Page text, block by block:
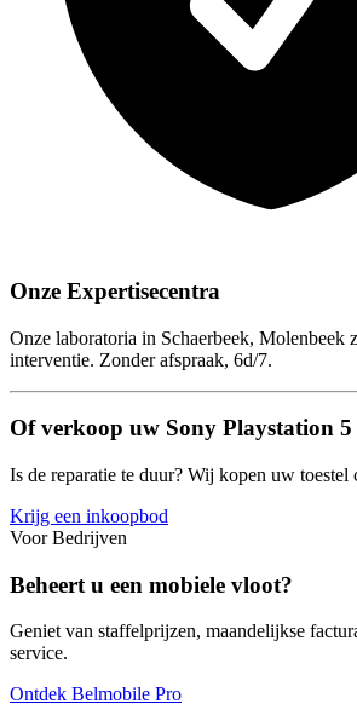
Onze Expertisecentra
Onze laboratoria in Schaerbeek, Molenbeek
interventie. Zonder afspraak, 6d/7.
Of verkoop uw Sony Playstation 5
Is de reparatie te duur? Wij kopen uw toestel
Krijg een inkoopbod
Voor Bedrijven
Beheert u een mobiele vloot?
Geniet van staffelprijzen, maandelijkse
service.
Ontdek Belmobile Pro